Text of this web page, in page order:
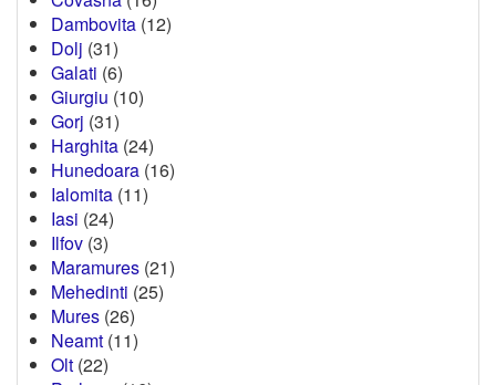
Dambovita (12)
Dolj (31)
Galati (6)
Giurgiu (10)
Gorj (31)
Harghita (24)
Hunedoara (16)
Ialomita (11)
Iasi (24)
Ilfov (3)
Maramures (21)
Mehedinti (25)
Mures (26)
Neamt (11)
Olt (22)